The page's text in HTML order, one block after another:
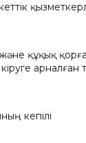
құқық
арналған
кепілі